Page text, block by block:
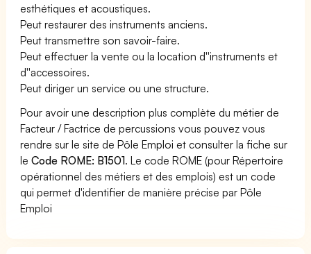
esthétiques et acoustiques.
Peut restaurer des instruments anciens.
Peut transmettre son savoir-faire.
Peut effectuer la vente ou la location d''instruments et
d''accessoires.
Peut diriger un service ou une structure.
Pour avoir une description plus complète du métier de
Facteur / Factrice de percussions vous pouvez vous
rendre sur le site de Pôle Emploi et consulter la fiche sur
leCode ROME: B1501. Le code ROME (pour Répertoire
opérationnel des métiers et des emplois) est un code
qui permet d'identifier de manière précise par Pôle
Emploi